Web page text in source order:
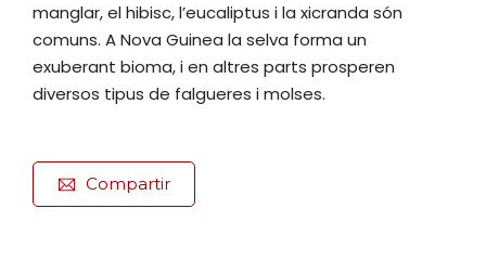
manglar, el hibisc, l’eucaliptus i la xicranda són
comuns. A Nova Guinea la selva forma un
exuberant bioma, i en altres parts prosperen
diversos tipus de falgueres i molses.
Compartir